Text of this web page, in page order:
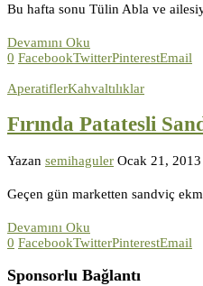
Bu hafta sonu Tülin Abla ve
Devamını Oku
0 FacebookTwitterPinterestEmail
AperatiflerKahvaltılıklar
Fırında Patatesli
Yazan semihaguler Ocak 21, 2013
Geçen gün marketten sandviç
Devamını Oku
0 FacebookTwitterPinterestEmail
Sponsorlu Bağlantı